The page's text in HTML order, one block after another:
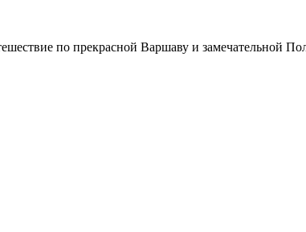
по прекрасной Варшаву и замечательной